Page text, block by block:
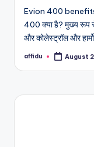
Evion 400
400 क्या है? मुख्य रूप से
और कोलेस्ट्रॉल और
Posted
affidu August